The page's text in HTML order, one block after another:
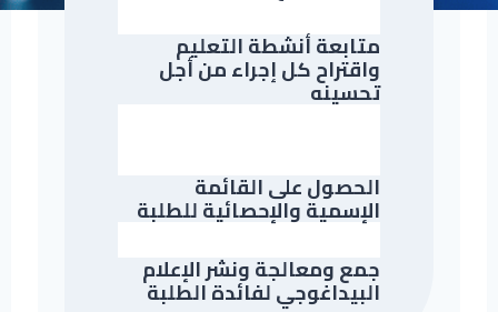
متابعة أنشطة التعليم
واقتراح كل إجراء من أجل
تحسينه
الحصول على القائمة
الإسمية والإحصائية للطلبة
جمع ومعالجة ونشر الإعلام
البيداغوجي لفائدة الطلبة